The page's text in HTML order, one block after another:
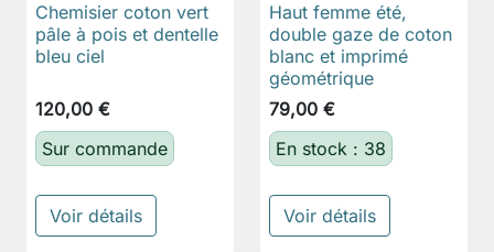
Chemisier coton vert
pâle à pois et dentelle
bleu ciel
120,00 €
Sur commande
Voir détails
Haut femme été,
double gaze de coton
blanc et imprimé
géométrique
79,00 €
En stock : 38
Voir détails